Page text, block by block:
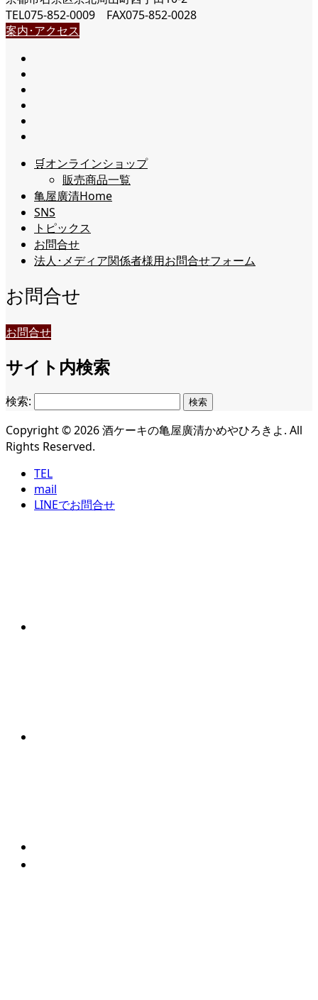
TEL075-852-0009 FAX075-852-0028
案内･アクセス
🛒オンラインショップ
販売商品一覧
亀屋廣清Home
SNS
トピックス
お問合せ
法人･メディア関係者様用お問合せフォーム
お問合せ
お問合せ
サイト内検索
検索:
Copyright ©2026酒ケーキの亀屋廣清かめやひろきよ. All
Rights Reserved.
TEL
mail
LINEでお問合せ